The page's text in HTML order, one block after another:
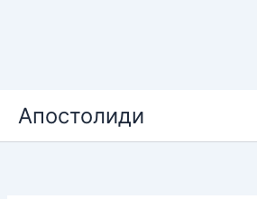
содержимому
Апостолиди